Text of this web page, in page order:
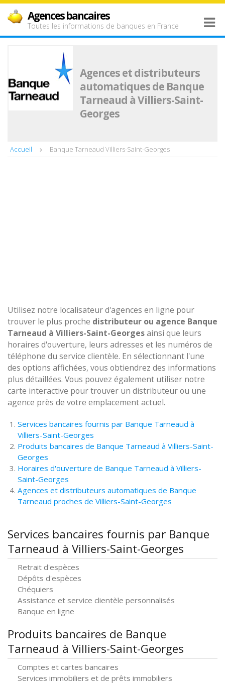
Agences bancaires
Toutes les informations de banques en France
Agences et distributeurs
automatiques de Banque
Tarneaud à Villiers-Saint-
Georges
Accueil Banque Tarneaud Villiers-Saint-Georges
Utilisez notre localisateur d'agences en ligne pour
trouver le plus proche distributeur ou agence Banque
Tarneaud à Villiers-Saint-Georgesainsi que leurs
horaires d'ouverture, leurs adresses et les numéros de
téléphone du service clientèle. En sélectionnant l'une
des options affichées, vous obtiendrez des informations
plus détaillées. Vous pouvez également utiliser notre
carte interactive pour trouver un distributeur ou une
agence près de votre emplacement actuel.
Services bancaires fournis par Banque Tarneaud à
Villiers-Saint-Georges
Produits bancaires de Banque Tarneaud à Villiers-Saint-
Georges
Horaires d'ouverture de Banque Tarneaud à Villiers-
Saint-Georges
Agences et distributeurs automatiques de Banque
Tarneaud proches de Villiers-Saint-Georges
Services bancaires fournis par Banque
Tarneaud à Villiers-Saint-Georges
Retrait d'espèces
Dépôts d'espèces
Chéquiers
Assistance et service clientèle personnalisés
Banque en ligne
Produits bancaires de Banque
Tarneaud à Villiers-Saint-Georges
Comptes et cartes bancaires
Services immobiliers et de prêts immobiliers